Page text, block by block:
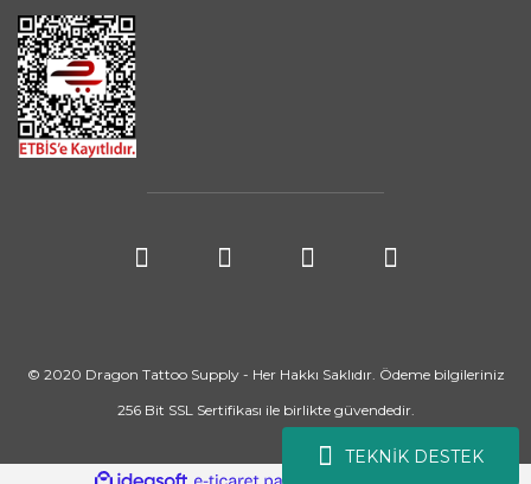
TEKNİK DESTEK
© 2020 Dragon Tattoo Supply - Her Hakkı Saklıdır. Ödeme bilgileriniz
256 Bit SSL Sertifikası ile birlikte güvendedir.
ideasoft